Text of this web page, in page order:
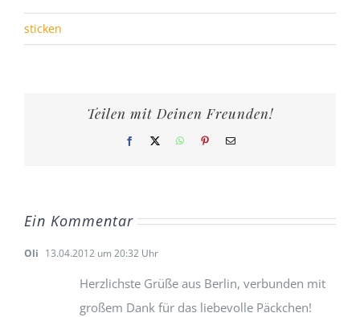
sticken
Teilen mit Deinen Freunden!
Facebook WhatsAppPinterestE-
Ein Kommentar
Oli 13.04.2012 um 20:32 Uhr
Herzlichste Grüße aus Berlin, verbunden mit
großem Dank für das liebevolle Päckchen!